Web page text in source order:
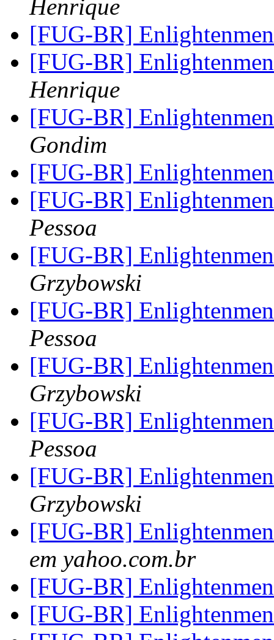
Henrique
[FUG-BR]
[FUG-BR]
Henrique
[FUG-BR]
Gondim
[FUG-BR]
[FUG-BR]
Pessoa
[FUG-BR]
Grzybowski
[FUG-BR]
Pessoa
[FUG-BR]
Grzybowski
[FUG-BR]
Pessoa
[FUG-BR]
Grzybowski
[FUG-BR]
em yahoo.com.br
[FUG-BR]
[FUG-BR]